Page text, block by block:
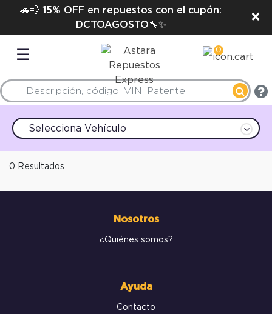
🚗💨 15% OFF en repuestos con el cupón:
DCTOAGOSTO🔧✨
×
☰ 0
Selecciona Vehículo
0 Resultados
Nosotros
¿Quiénes somos?
Ayuda
Contacto